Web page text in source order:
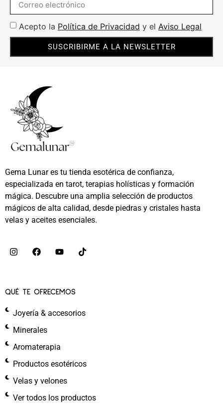
Acepto la Política de Privacidad y el Aviso Legal
SUSCRIBIRME A LA NEWSLETTER
Gema Lunar es tu tienda esotérica de confianza,
especializada en tarot, terapias holísticas y formación
mágica. Descubre una amplia selección de productos
mágicos de alta calidad, desde piedras y cristales hasta
velas y aceites esenciales.
QUÉ TE OFRECEMOS
Joyería & accesorios
Minerales
Aromaterapia
Productos esotéricos
Velas y velones
Ver todos los productos